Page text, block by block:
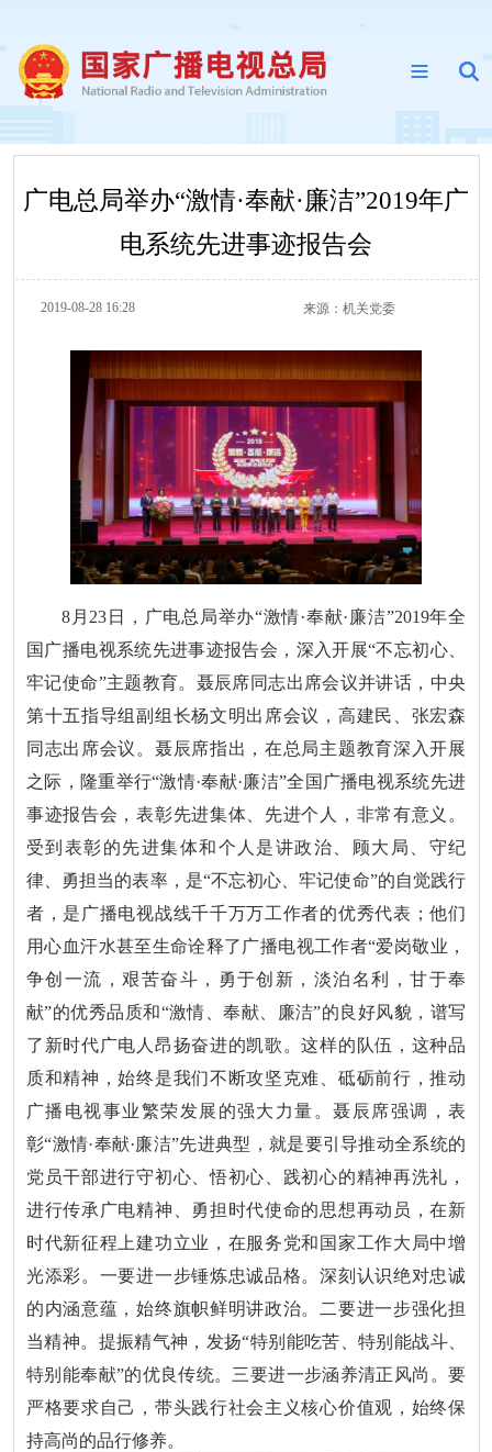
广电总局举办“激情·奉献·廉洁”2019年广
电系统先进事迹报告会
2019-08-28 16:28 来源： 机关党委
8月23日，广电总局举办“激情·奉献·廉洁”2019年全
国广播电视系统先进事迹报告会，深入开展“不忘初心、
牢记使命”主题教育。聂辰席同志出席会议并讲话，中央
第十五指导组副组长杨文明出席会议，高建民、张宏森
同志出席会议。聂辰席指出，在总局主题教育深入开展
之际，隆重举行“激情·奉献·廉洁”全国广播电视系统先进
事迹报告会，表彰先进集体、先进个人，非常有意义。
受到表彰的先进集体和个人是讲政治、顾大局、守纪
律、勇担当的表率，是“不忘初心、牢记使命”的自觉践行
者，是广播电视战线千千万万工作者的优秀代表；他们
用心血汗水甚至生命诠释了广播电视工作者“爱岗敬业，
争创一流，艰苦奋斗，勇于创新，淡泊名利，甘于奉
献”的优秀品质和“激情、奉献、廉洁”的良好风貌，谱写
了新时代广电人昂扬奋进的凯歌。这样的队伍，这种品
质和精神，始终是我们不断攻坚克难、砥砺前行，推动
广播电视事业繁荣发展的强大力量。聂辰席强调，表
彰“激情·奉献·廉洁”先进典型，就是要引导推动全系统的
党员干部进行守初心、悟初心、践初心的精神再洗礼，
进行传承广电精神、勇担时代使命的思想再动员，在新
时代新征程上建功立业，在服务党和国家工作大局中增
光添彩。一要进一步锤炼忠诚品格。深刻认识绝对忠诚
的内涵意蕴，始终旗帜鲜明讲政治。二要进一步强化担
当精神。提振精气神，发扬“特别能吃苦、特别能战斗、
特别能奉献”的优良传统。三要进一步涵养清正风尚。要
严格要求自己，带头践行社会主义核心价值观，始终保
持高尚的品行修养。